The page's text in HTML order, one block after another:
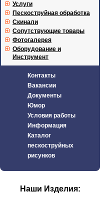
Услуги
Пескоструйная обработка
Скинали
Сопутствующие товары
Фотогалерея
Оборудование и
Инструмент
Контакты
Вакансии
Документы
Юмор
Условия работы
Информация
Каталог
пескоструйных
рисунков
Наши Изделия: